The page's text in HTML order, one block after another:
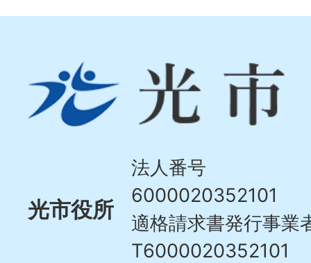
市
Hikari
光市役所
法人番号
6000020352101
適格請求書発行事業
T6000020352101